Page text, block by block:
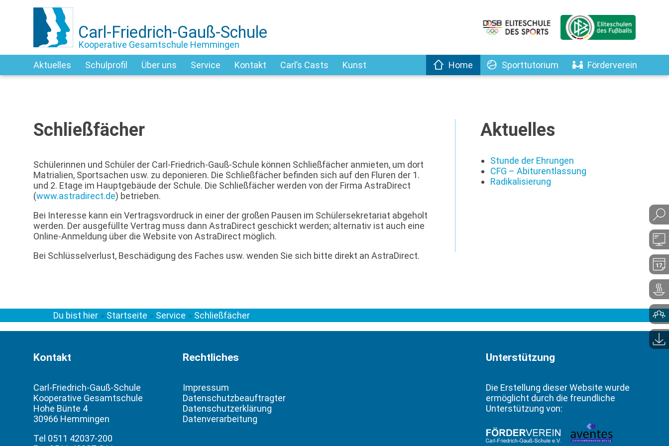
Carl-Friedrich-Gauß-Schule
Kooperative Gesamtschule Hemmingen
Home
Sporttutorium Förderverein
Aktuelles Schulprofil Über uns Service Kontakt Carl’s Casts Kunst
Schließfächer
Schülerinnen und Schüler der Carl-Friedrich-Gauß-Schule können Schließfächer anmieten, um dort
Matrialien, Sportsachen usw. zu deponieren. Die Schließfächer befinden sich auf den Fluren der 1.
und 2. Etage im Hauptgebäude der Schule. Die Schließfächer werden von der Firma AstraDirect
(www.astradirect.de) betrieben.
Bei Interesse kann ein Vertragsvordruck in einer der großen Pausen im Schülersekretariat abgeholt
werden. Der ausgefüllte Vertrag muss dann AstraDirect geschickt werden; alternativ ist auch eine
Online-Anmeldung über die Website von AstraDirect möglich.
Bei Schlüsselverlust, Beschädigung des Faches usw. wenden Sie sich bitte direkt an AstraDirect.
Aktuelles
Stunde der Ehrungen
CFG – Abiturentlassung
Radikalisierung
Du bist hier > Startseite > Service > Schließfächer
Kontakt
Carl-Friedrich-Gauß-Schule
Kooperative Gesamtschule
Hohe Bünte 4
30966 Hemmingen
Tel 0511 42037-200
Rechtliches
Impressum
Datenschutzbeauftragter
Datenschutzerklärung
Datenverarbeitung
Unterstützung
Die Erstellung dieser Website wurde
ermöglicht durch die freundliche
Unterstützung von: